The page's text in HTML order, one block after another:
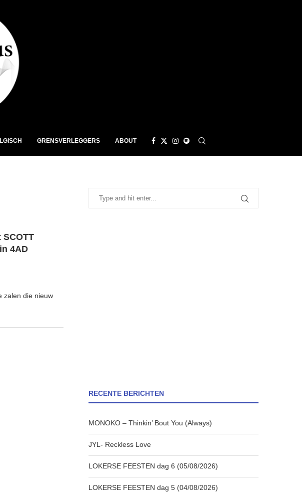
GRENSVERLEGGERS ABOUT
SCOTT
4AD
zalen die nieuw
RECENTE BERICHTEN
MONOKO – Thinkin’ Bout You (Always)
JYL- Reckless Love
LOKERSE FEESTEN dag 6 (05/08/2026)
LOKERSE FEESTEN dag 5 (04/08/2026)